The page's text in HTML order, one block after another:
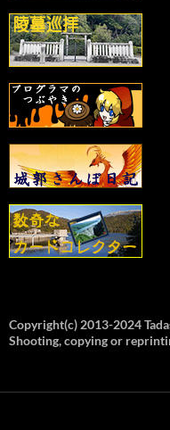
Copyright(c) 2013-2024
Shooting, copying or